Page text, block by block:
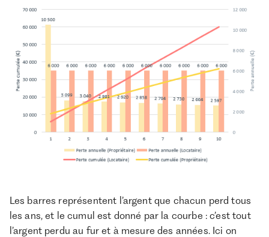
Les barres représentent l’argent que chacun perd tous
les ans, et le cumul est donné par la courbe : c’est tout
l’argent perdu au fur et à mesure des années. Ici on